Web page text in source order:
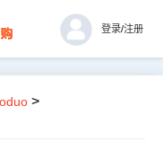
登录/注册
>